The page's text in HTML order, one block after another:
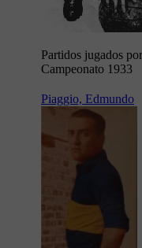
Partidos jugados
Campeonato 1933
Piaggio, Edmundo